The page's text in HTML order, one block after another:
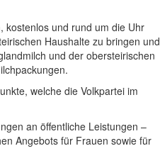
kostenlos und rund um die Uhr
Haushalte zu bringen und
und der obersteirischen
welche die Volkpartei im
an öffentliche Leistungen –
Angebots für Frauen sowie für